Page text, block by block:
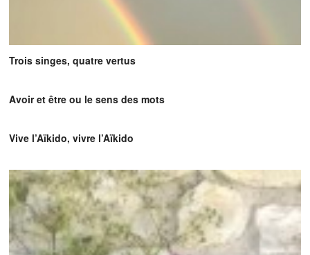
Trois singes, quatre vertus
Avoir et être ou le sens des mots
Vive l’Aïkido, vivre l’Aïkido